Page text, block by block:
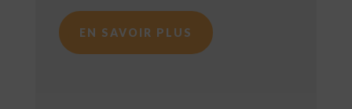
EN SAVOIR PLUS